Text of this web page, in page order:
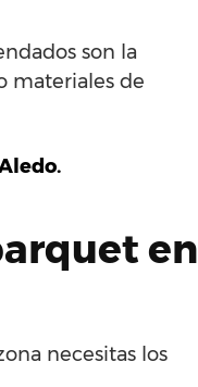
son la
materiales de
en
necesitas los